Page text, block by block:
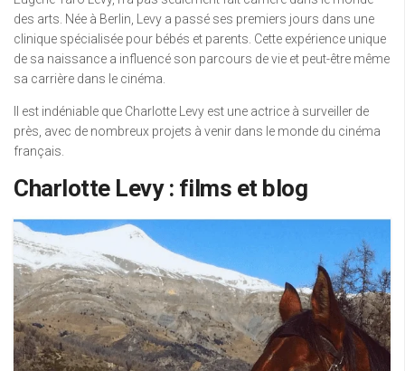
des arts. Née à Berlin, Levy a passé ses premiers jours dans une
clinique spécialisée pour bébés et parents. Cette expérience unique
de sa naissance a influencé son parcours de vie et peut-être même
sa carrière dans le cinéma.
Il est indéniable que Charlotte Levy est une actrice à surveiller de
près, avec de nombreux projets à venir dans le monde du cinéma
français.
Charlotte Levy : films et blog